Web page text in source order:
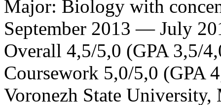
Major: Biology with
September 2013 — July
Overall 4,5/5,0 (GPA 3,5/
Coursework 5,0/5,0 (GPA
Voronezh State